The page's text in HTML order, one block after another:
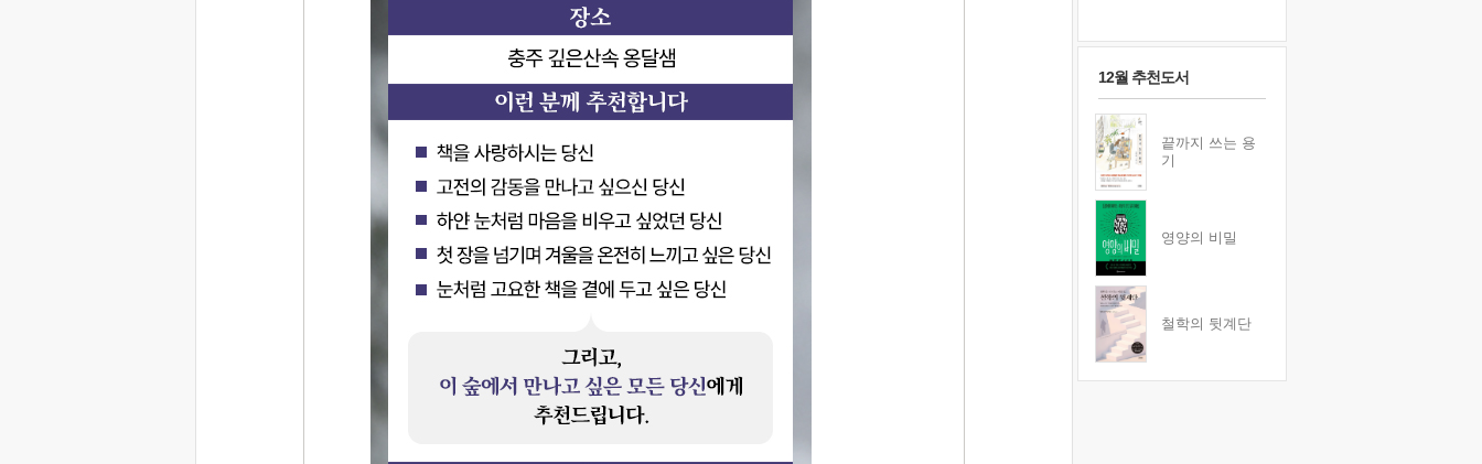
12월 추천도서
끝까지 쓰는 용
기
영양의 비밀
철학의 뒷계단